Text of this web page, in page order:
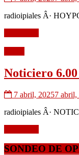
radioipiales Â·
Noticiero
7 abril, 20257 abril,
radioipiales Â·
SONDEO DE